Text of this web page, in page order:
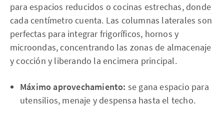
para espacios reducidos o cocinas estrechas, donde
cada centímetro cuenta. Las columnas laterales son
perfectas para integrar frigoríficos, hornos y
microondas, concentrando las zonas de almacenaje
y cocción y liberando la encimera principal.
Máximo aprovechamiento: se gana espacio para
utensilios, menaje y despensa hasta el techo.